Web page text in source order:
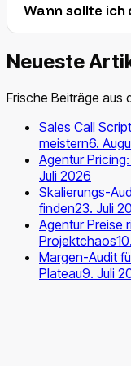
Wann sollte
Neueste
Frische Beiträge aus
Sales Call
meistern6.
Agentur
Juli 2026
Skalierungs-
finden23. Juli
Agentur Preise
Projektchaos
Margen-Audit
Plateau9. Juli